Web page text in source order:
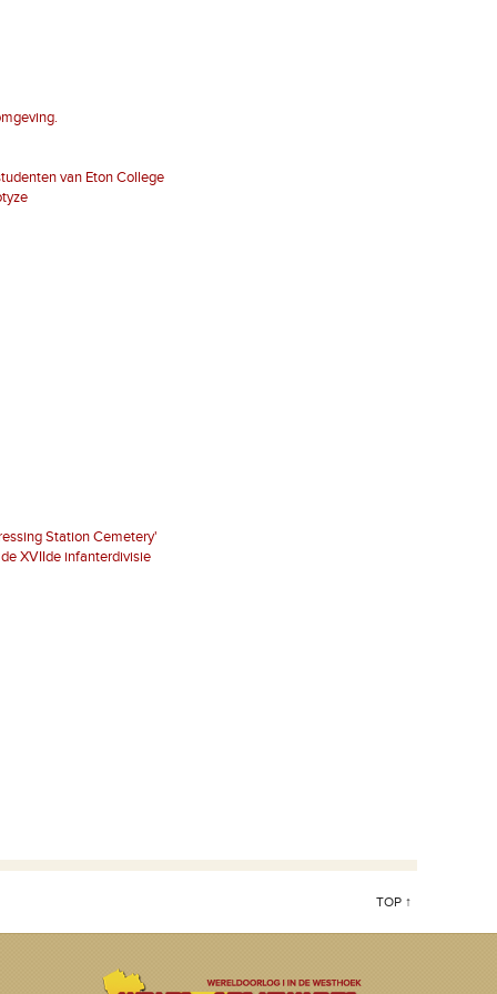
van Eton College
Station Cemetery'
XVIIde infanterdivisie
TOP ↑